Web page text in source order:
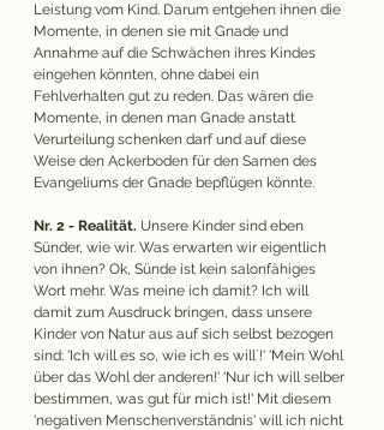
Leistung vom Kind. Darum entgehen ihnen die
Momente, in denen sie mit Gnade und
Annahme auf die Schwächen ihres Kindes
eingehen könnten, ohne dabei ein
Fehlverhalten gut zu reden. Das wären die
Momente, in denen man Gnade anstatt
Verurteilung schenken darf und auf diese
Weise den Ackerboden für den Samen des
Evangeliums der Gnade bepflügen könnte.
Nr. 2 - Realität. Unsere Kinder sind eben
Sünder, wie wir. Was erwarten wir eigentlich
von ihnen? Ok, Sünde ist kein salonfähiges
Wort mehr. Was meine ich damit? Ich will
damit zum Ausdruck bringen, dass unsere
Kinder von Natur aus auf sich selbst bezogen
sind: 'Ich will es so, wie ich es will`!' 'Mein Wohl
über das Wohl der anderen!' 'Nur ich will selber
bestimmen, was gut für mich ist!' Mit diesem
'negativen Menschenverständnis' will ich nicht